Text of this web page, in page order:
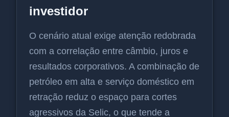
investidor
O cenário atual exige atenção redobrada
com a correlação entre câmbio, juros e
resultados corporativos. A combinação de
petróleo em alta e serviço doméstico em
retração reduz o espaço para cortes
agressivos da Selic, o que tende a